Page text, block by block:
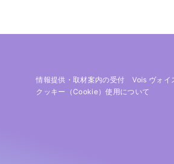
情報提供・取材案内の受付 Vois ヴォイ
クッキー（cookie）使用について